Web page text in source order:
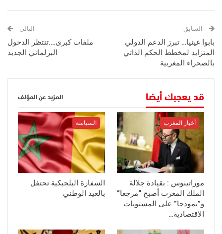
السابق
بابوا غينيا… تبرز الدعم الدولي
المتزايد لمخطط الحكم الذاتي
بالصحراء المغربية
التالي
ملفات كبرى….تنتظر الدخول
البرلماني الجديد
قد يعجبك أيضا المزيد عن المؤلف
أخبار المغرب
موراتينوس : بقيادة جلالة
الملك المغرب أصبح “مرجعا”
و”نموذجا” على المستويات
الاقتصادية…
السياسة
السفارة البلجيكية تحتفل
بالعيد الوطني